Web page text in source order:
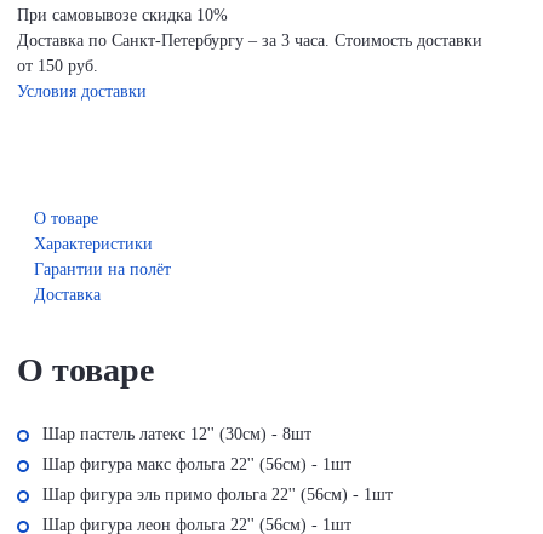
При самовывозе скидка 10%
Доставка по Санкт-Петербургу – за 3 часа. Стоимость доставки
от 150 руб.
Условия доставки
О товаре
Характеристики
Гарантии на полёт
Доставка
О товаре
Шар пастель латекс 12'' (30см) - 8шт
Шар фигура макс фольга 22'' (56см) - 1шт
Шар фигура эль примо фольга 22'' (56см) - 1шт
Шар фигура леон фольга 22'' (56см) - 1шт